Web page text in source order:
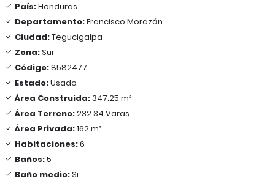
País:Honduras
Departamento:Francisco Morazán
Ciudad:Tegucigalpa
Zona:Sur
Código:8582477
Estado:Usado
Área Construida:347.25 m²
Área Terreno:232.34 Varas
Área Privada:162 m²
Habitaciones:6
Baños:5
Baño medio:Si